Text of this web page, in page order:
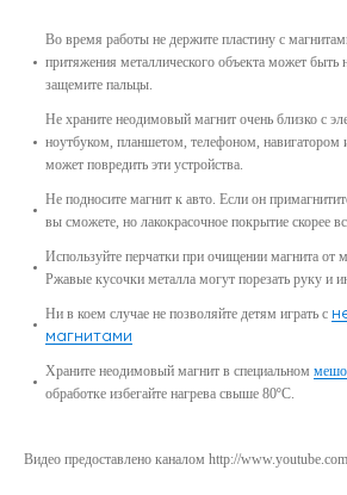
Во время работы не держите пластину с
притяжения металлического объекта может быть
защемите пальцы.
Не храните неодимовый магнит очень близко с
ноутбуком, планшетом, телефоном, навигатором
может повредить эти устройства.
Не подносите магнит к авто. Если он
вы сможете, но лакокрасочное покрытие скорее
Используйте перчатки при очищении магнита от
Ржавые кусочки металла могут порезать руку и
Ни в коем случае не позволяйте детям играть с
магнитами
Храните неодимовый магнит в специальном
обработке избегайте нагрева свыше 80ºС.
Видео предоставлено каналом http://